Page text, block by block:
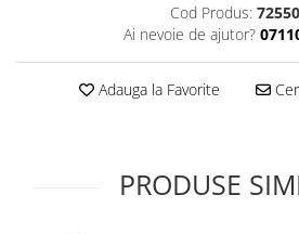
Supliment Zinc
Tincturi si Gemoderivate
Tuse gat si respiratie
Cod Produs: 72550
Ai nevoie de ajutor?
Adauga la Favorite
PRODUSE